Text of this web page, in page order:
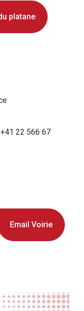
platane
+41 22 566 67
Email Voirie